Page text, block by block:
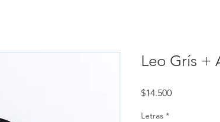
Leo Grís +
$14.500Precio
Letras *